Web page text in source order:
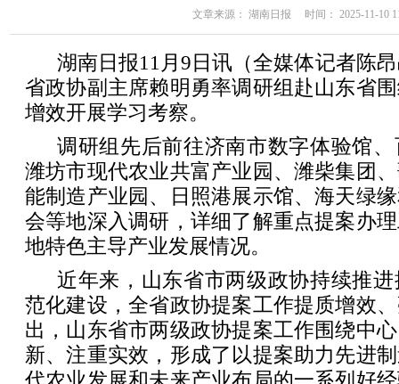
文章来源： 湖南日报 时间： 2025-11-10
湖南日报11月9日讯（全媒体记者陈
省政协副主席赖明勇率调研组赴山东省
增效开展学习考察。
调研组先后前往济南市数字体验馆
潍坊市现代农业共富产业园、潍柴集团
能制造产业园、日照港展示馆、海天绿
会等地深入调研，详细了解重点提案办
地特色主导产业发展情况。
近年来，山东省市两级政协持续推
范化建设，全省政协提案工作提质增效
出，山东省市两级政协提案工作围绕中
新、注重实效，形成了以提案助力先进